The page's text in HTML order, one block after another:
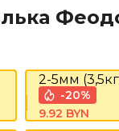
2-5мм
-20%
9.92 BYN